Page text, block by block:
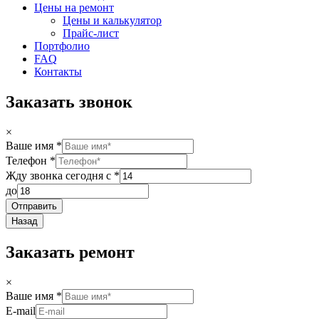
Цены на ремонт
Цены и калькулятор
Прайс-лист
Портфолио
FAQ
Контакты
Заказать звонок
×
Ваше имя *
Телефон *
Жду звонка сегодня с *
до
Отправить
Назад
Заказать ремонт
×
Ваше имя *
E-mail